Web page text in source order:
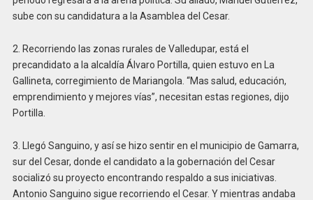
sube con su candidatura a la Asamblea del Cesar.
2. Recorriendo las zonas rurales de Valledupar, está el
precandidato a la alcaldía Álvaro Portilla, quien estuvo en La
Gallineta, corregimiento de Mariangola. “Mas salud, educación,
emprendimiento y mejores vías”, necesitan estas regiones, dijo
Portilla.
3. Llegó Sanguino, y así se hizo sentir en el municipio de Gamarra,
sur del Cesar, donde el candidato a la gobernación del Cesar
socializó su proyecto encontrando respaldo a sus iniciativas.
Antonio Sanguino sigue recorriendo el Cesar. Y mientras andaba